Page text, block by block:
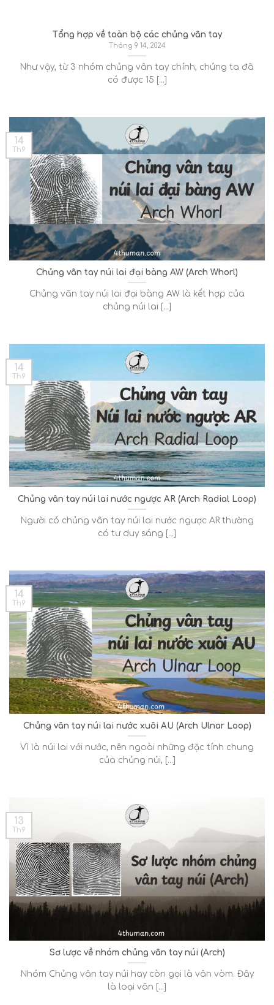
Tổng hợp về toàn bộ các chủng vân tay
Tháng 9 14, 2024
Như vậy, từ 3 nhóm chủng vân tay chính, chúng ta đã
có được 15 [...]
Chủng vân tay núi lai đại bàng AW (Arch Whorl)
Chủng vân tay núi lai đại bàng AW là kết hợp của
chủng núi lai [...]
14
Th9
Chủng vân tay núi lai nước ngược AR (Arch Radial Loop)
Người có chủng vân tay núi lai nước ngược AR thường
có tư duy sáng [...]
14
Th9
Chủng vân tay núi lai nước xuôi AU (Arch Ulnar Loop)
Vì là núi lai với nước, nên ngoài những đặc tính chung
của chủng núi, [...]
14
Th9
Sơ lược về nhóm chủng vân tay núi (Arch)
Nhóm Chủng vân tay núi hay còn gọi là vân vòm. Đây
là loại vân [...]
13
Th9